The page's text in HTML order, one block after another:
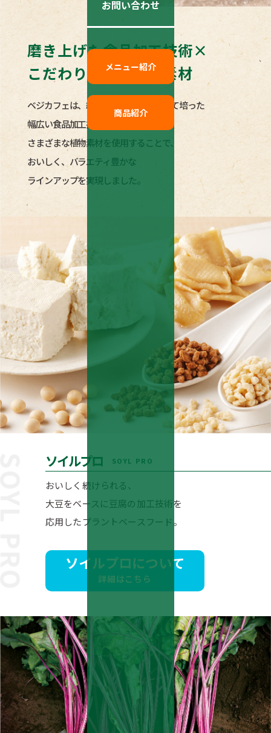
お問い合わせ
メニュー紹介
商品紹介
磨き上げた食品加工技術×
こだわりの自社植物素材
ベジカフェは、総合食品メーカーとして培った
幅広い食品加工技術を基盤として
さまざまな植物素材を使用することで、
おいしく、バラエティ豊かな
ラインアップを実現しました。
ソイルプロ SOYL PRO
おいしく続けられる、
大豆をベースに豆腐の加工技術を
応用したプラントベースフード。
ソイルプロについて
詳細はこちら